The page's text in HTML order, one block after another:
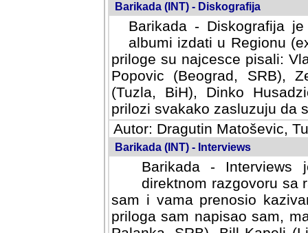
Barikada (INT) - Diskografija
Barikada - Diskografija
albumi izdati u Regionu
priloge su najcesce pisali:
Popovic (Beograd, SRB),
(Tuzla, BiH), Dinko
prilozi svakako zasluzuju da
Autor: Dragutin Matoševic,
Barikada (INT) - Interviews
Barikada -
direktnom razgovoru sa
sam i vama prenosio
priloga sam napisao sam,